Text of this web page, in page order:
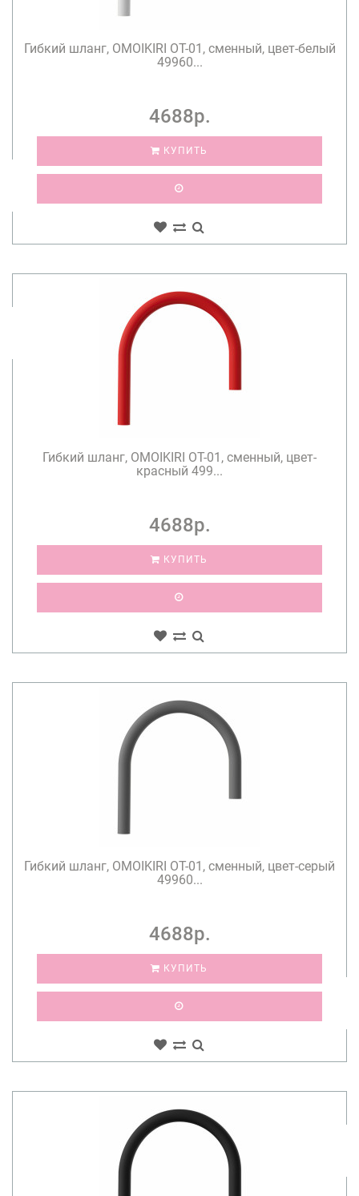
Гибкий шланг, OMOIKIRI OT-01, сменный, цвет-белый
49960...
4688р.
КУПИТЬ
Гибкий шланг, OMOIKIRI OT-01, сменный, цвет-
красный 499...
4688р.
КУПИТЬ
Гибкий шланг, OMOIKIRI OT-01, сменный, цвет-серый
49960...
4688р.
КУПИТЬ